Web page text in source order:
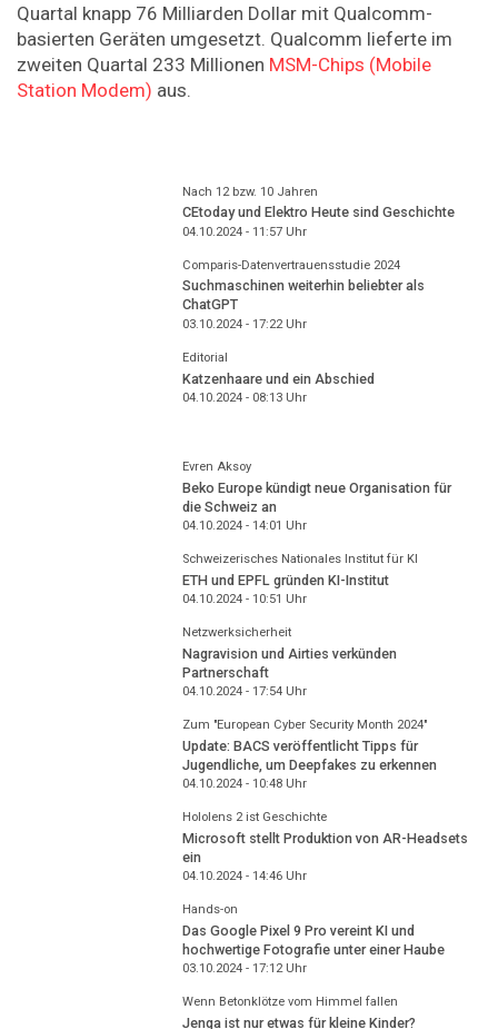
Quartal knapp 76 Milliarden Dollar mit Qualcomm-
basierten Geräten umgesetzt. Qualcomm lieferte im
zweiten Quartal 233 Millionen MSM-Chips (Mobile
Station Modem) aus.
Nach 12 bzw. 10 Jahren
CEtoday und Elektro Heute sind Geschichte
04.10.2024 - 11:57Uhr
Comparis-Datenvertrauensstudie 2024
Suchmaschinen weiterhin beliebter als
ChatGPT
03.10.2024 - 17:22Uhr
Editorial
Katzenhaare und ein Abschied
04.10.2024 - 08:13Uhr
Evren Aksoy
Beko Europe kündigt neue Organisation für
die Schweiz an
04.10.2024 - 14:01 Uhr
Schweizerisches Nationales Institut für KI
ETH und EPFL gründen KI-Institut
04.10.2024 - 10:51 Uhr
Netzwerksicherheit
Nagravision und Airties verkünden
Partnerschaft
04.10.2024 - 17:54Uhr
Zum "European Cyber Security Month 2024"
Update: BACS veröffentlicht Tipps für
Jugendliche, um Deepfakes zu erkennen
04.10.2024 - 10:48Uhr
Hololens 2 ist Geschichte
Microsoft stellt Produktion von AR-Headsets
ein
04.10.2024 - 14:46Uhr
Hands-on
Das Google Pixel 9 Pro vereint KI und
hochwertige Fotografie unter einer Haube
03.10.2024 - 17:12Uhr
Wenn Betonklötze vom Himmel fallen
Jenga ist nur etwas für kleine Kinder?